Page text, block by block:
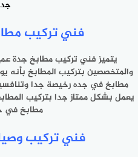
فني تركيب
يتميز فني تركيب مطابخ جدة
والمتخصصين بتركيب المطابخ بأنه
مطابخ في جده رخيصة جدا
يعمل بشكل ممتاز جدا بتركيب
مطابخ في
فني تركيب